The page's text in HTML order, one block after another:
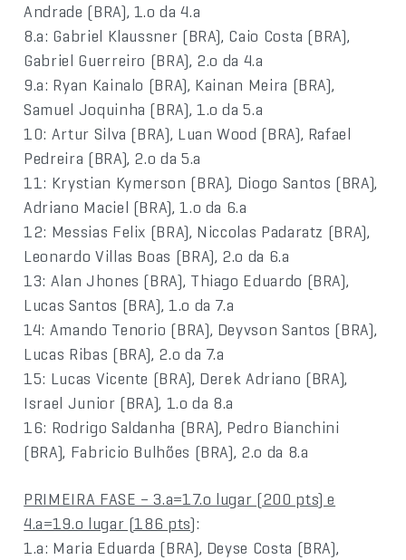
Andrade (BRA), 1.o da 4.a
8.a: Gabriel Klaussner (BRA), Caio Costa (BRA),
Gabriel Guerreiro (BRA), 2.o da 4.a
9.a: Ryan Kainalo (BRA), Kainan Meira (BRA),
Samuel Joquinha (BRA), 1.o da 5.a
10: Artur Silva (BRA), Luan Wood (BRA), Rafael
Pedreira (BRA), 2.o da 5.a
11: Krystian Kymerson (BRA), Diogo Santos (BRA),
Adriano Maciel (BRA), 1.o da 6.a
12: Messias Felix (BRA), Niccolas Padaratz (BRA),
Leonardo Villas Boas (BRA), 2.o da 6.a
13: Alan Jhones (BRA), Thiago Eduardo (BRA),
Lucas Santos (BRA), 1.o da 7.a
14: Amando Tenorio (BRA), Deyvson Santos (BRA),
Lucas Ribas (BRA), 2.o da 7.a
15: Lucas Vicente (BRA), Derek Adriano (BRA),
Israel Junior (BRA), 1.o da 8.a
16: Rodrigo Saldanha (BRA), Pedro Bianchini
(BRA), Fabricio Bulhões (BRA), 2.o da 8.a
PRIMEIRA FASE – 3.a=17.o lugar (200 pts) e
4.a=19.o lugar (186 pts):
1.a: Maria Eduarda (BRA), Deyse Costa (BRA),